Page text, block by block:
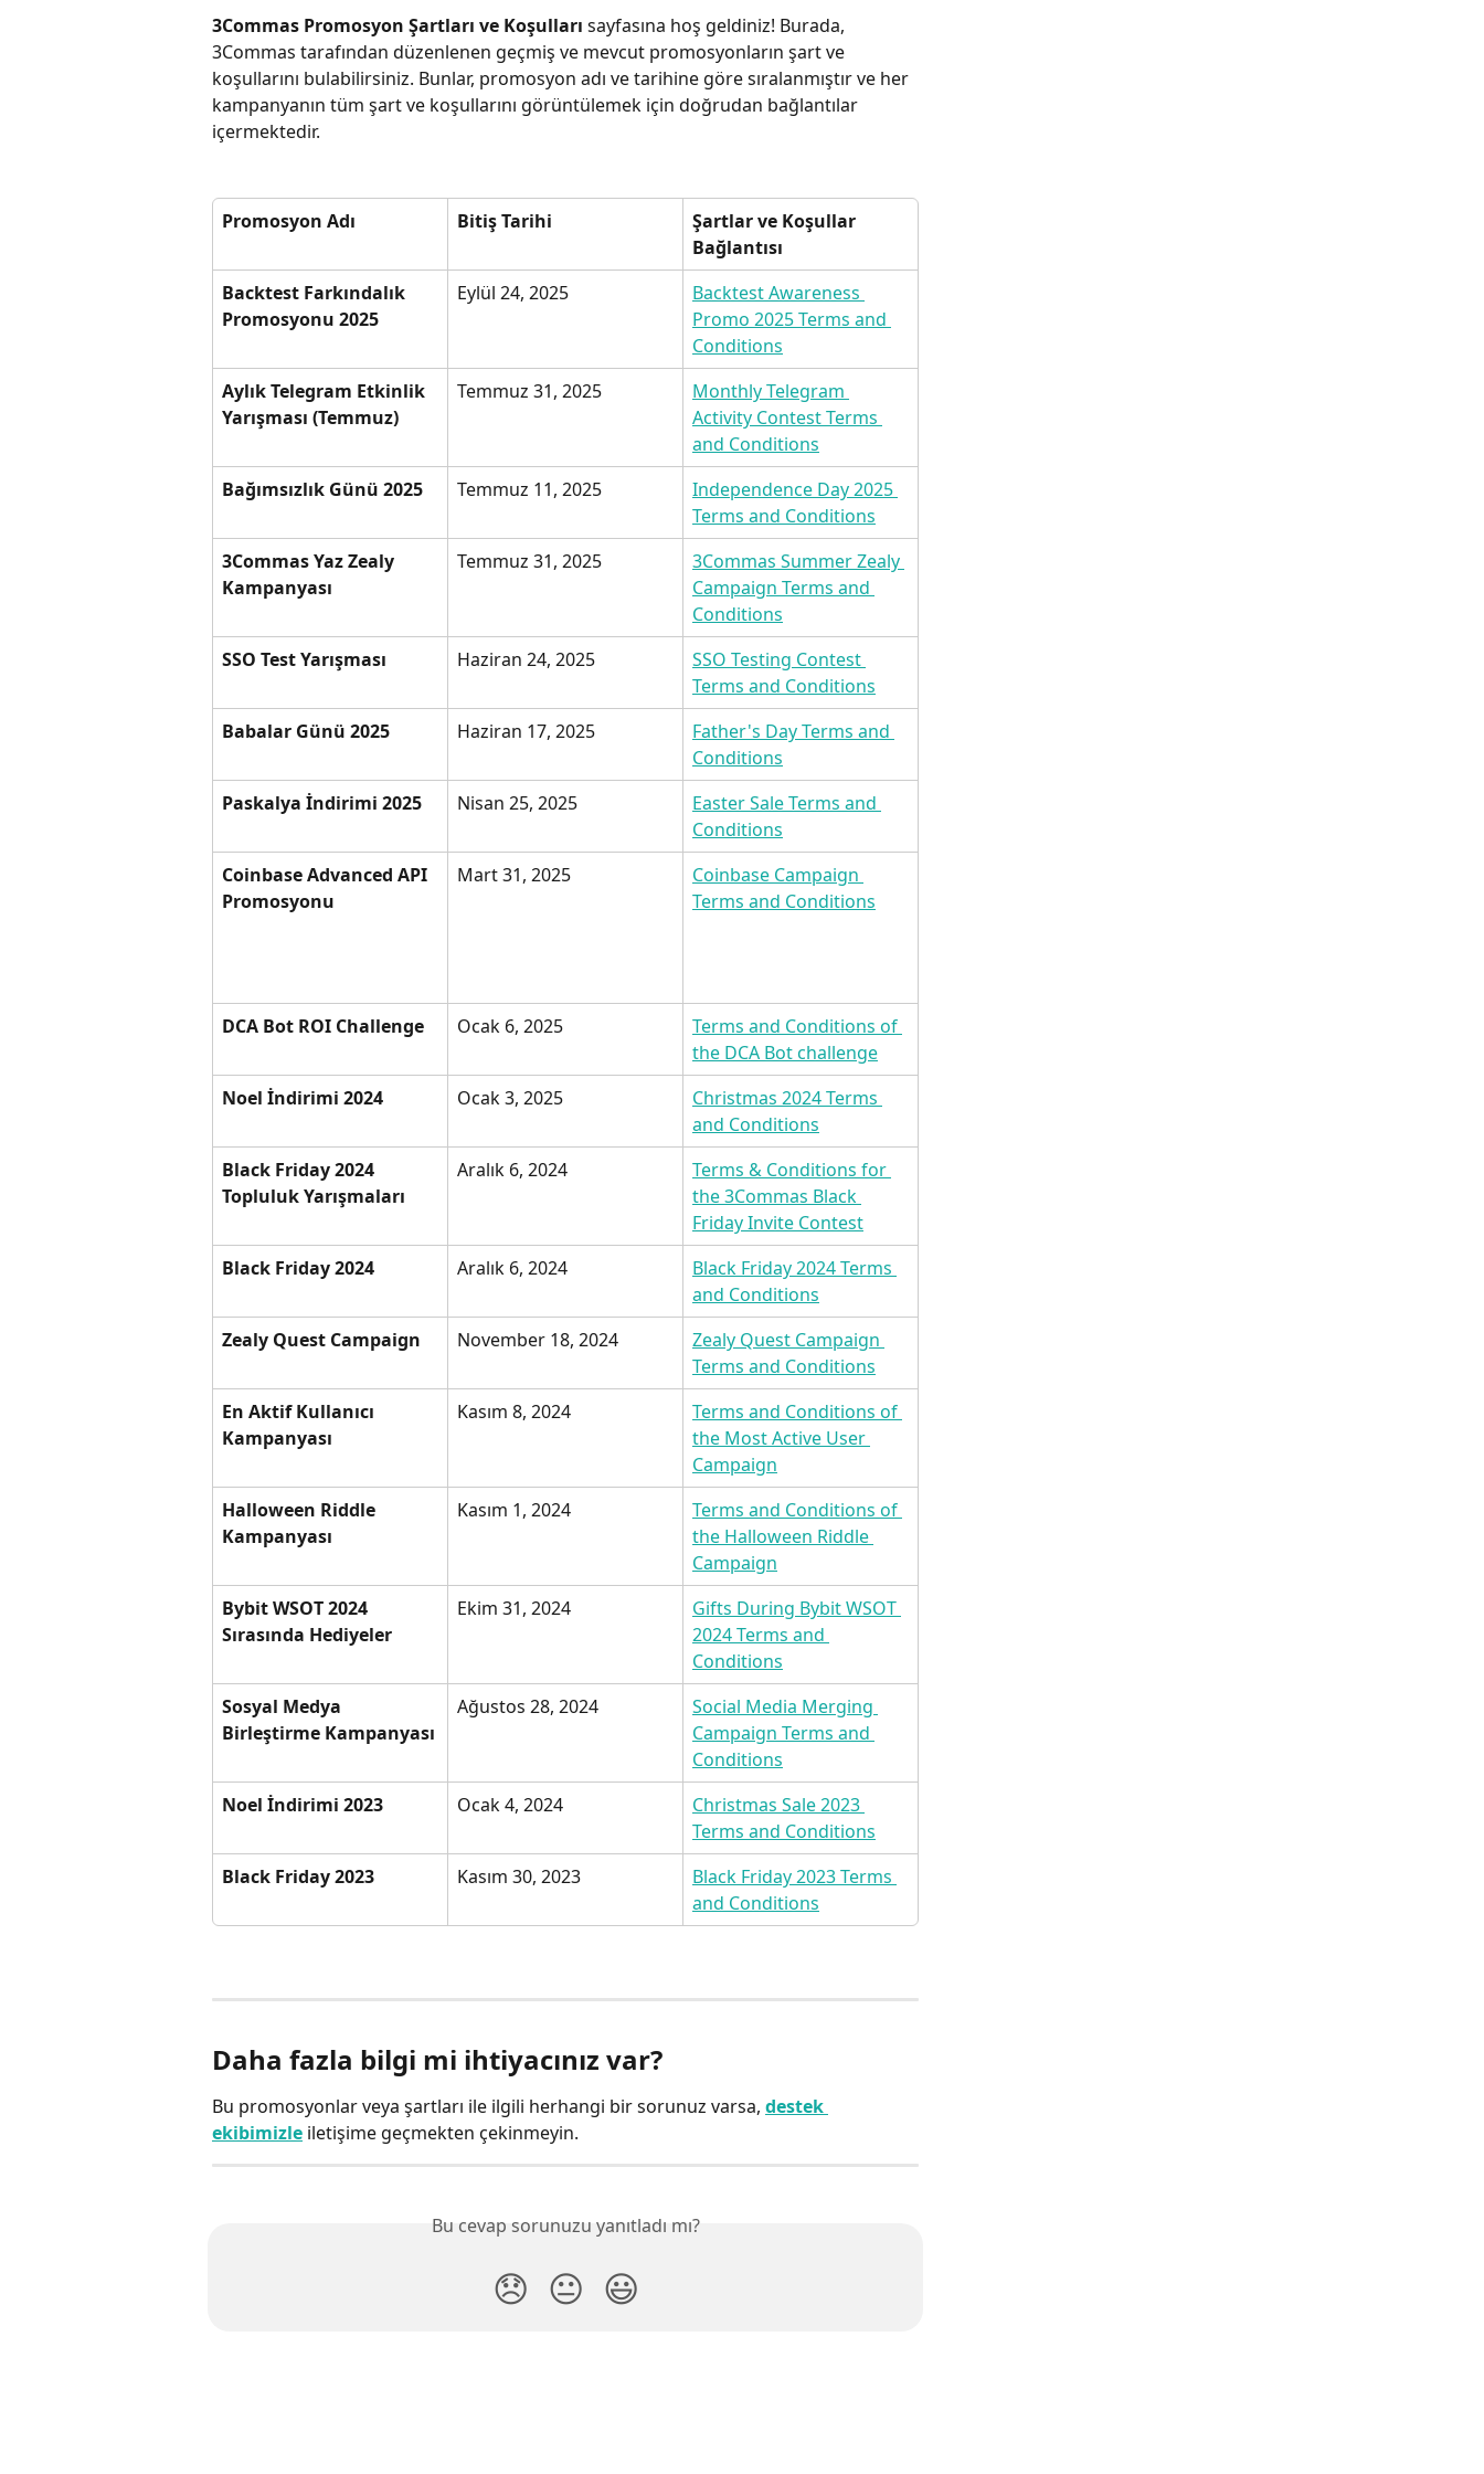
3Commas Promosyon Şartları ve Koşulları sayfasına hoş geldiniz! Burada,
3Commas tarafından düzenlenen geçmiş ve mevcut promosyonların şart ve
koşullarını bulabilirsiniz. Bunlar, promosyon adı ve tarihine göre sıralanmıştır ve her
kampanyanın tüm şart ve koşullarını görüntülemek için doğrudan bağlantılar
içermektedir.
Promosyon Adı Bitiş Tarihi
Şartlar ve Koşullar
Bağlantısı
Backtest Farkındalık
Promosyonu 2025
Eylül 24, 2025
Backtest Awareness
Promo 2025 Terms and
Conditions
Aylık Telegram Etkinlik
Yarışması (Temmuz)
Temmuz 31, 2025
Monthly Telegram
Activity Contest Terms
and Conditions
Bağımsızlık Günü 2025
Temmuz 11, 2025
Independence Day 2025
Terms and Conditions
3Commas Yaz Zealy
Kampanyası
Temmuz 31, 2025
3Commas Summer Zealy
Campaign Terms and
Conditions
SSO Test Yarışması
Haziran 24, 2025
SSO Testing Contest
Terms and Conditions
Babalar Günü 2025
Haziran 17, 2025
Father's Day Terms and
Conditions
Paskalya İndirimi 2025
Nisan 25, 2025
Easter Sale Terms and
Conditions
Coinbase Advanced API
Promosyonu
Mart 31, 2025
Coinbase Campaign
Terms and Conditions
DCA Bot ROI Challenge Ocak 6, 2025
Terms and Conditions of
the DCA Bot challenge
Noel İndirimi 2024
Ocak 3, 2025
Christmas 2024 Terms
and Conditions
Black Friday 2024
Topluluk Yarışmaları
Aralık 6, 2024
Terms & Conditions for
the 3Commas Black
Friday Invite Contest
Black Friday 2024
Aralık 6, 2024
Black Friday 2024 Terms
and Conditions
Zealy Quest Campaign
November 18, 2024
Zealy Quest Campaign
Terms and Conditions
En Aktif Kullanıcı
Kampanyası
Kasım 8, 2024
Terms and Conditions of
the Most Active User
Campaign
Halloween Riddle
Kampanyası
Kasım 1, 2024
Terms and Conditions of
the Halloween Riddle
Campaign
Bybit WSOT 2024
Sırasında Hediyeler
Ekim 31, 2024
Gifts During Bybit WSOT
2024 Terms and
Conditions
Sosyal Medya
Birleştirme Kampanyası
Ağustos 28, 2024
Social Media Merging
Campaign Terms and
Conditions
Noel İndirimi 2023
Ocak 4, 2024
Christmas Sale 2023
Terms and Conditions
Black Friday 2023
Kasım 30, 2023
Black Friday 2023 Terms
and Conditions
Daha fazla bilgi mi ihtiyacınız var?
Bu promosyonlar veya şartları ile ilgili herhangi bir sorunuz varsa, destek
ekibimizle iletişime geçmekten çekinmeyin.
Bu cevap sorunuzu yanıtladı mı?
😞 😐 😃